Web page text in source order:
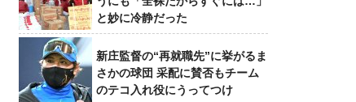
と妙に冷静だった
新庄監督の“再就職先”に挙がるま
さかの球団 采配に賛否もチーム
のテコ入れ役にうってつけ